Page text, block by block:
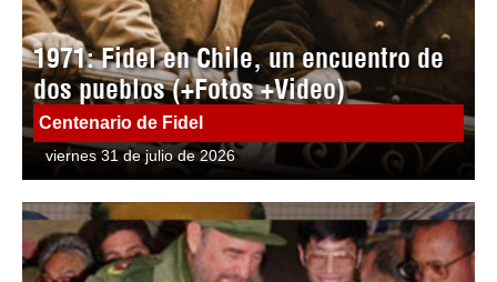
1971: Fidel en Chile, un encuentro de
dos pueblos (+Fotos +Video)
Centenario de Fidel
viernes 31 de julio de 2026